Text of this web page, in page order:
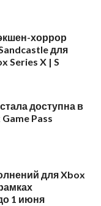
хоррор
для
Series X | S
доступна в
Pass
для Xbox
1 июня